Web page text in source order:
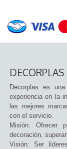
DECORPLAS
Decorplas es
experiencia en la
las mejores
con el servicio.
Misión: Ofrecer
decoración,
Visión: Ser